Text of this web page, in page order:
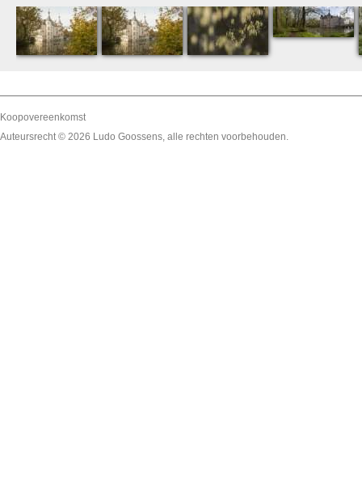
Koopovereenkomst
Auteursrecht © 2026 Ludo Goossens, alle rechten voorbehouden.